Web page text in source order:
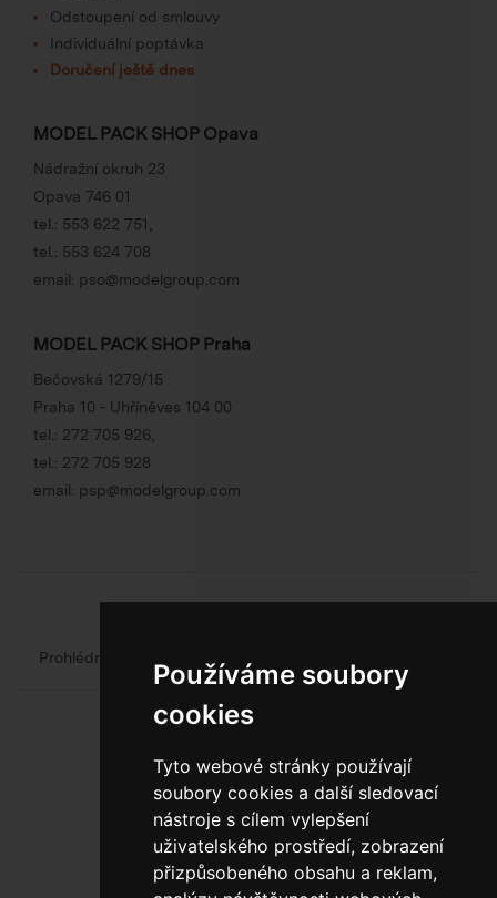
Používáme soubory
cookies
Tyto webové stránky používají
soubory cookies a další sledovací
nástroje s cílem vylepšení
uživatelského prostředí, zobrazení
přizpůsobeného obsahu a reklam,
Odstoupení od smlouvy
Individuální poptávka
Doručení ještě dnes
MODEL PACK SHOP Opava
Nádražní okruh 23
Opava 746 01
tel.: 553 622 751
tel.: 553 624 708
email: pso@modelgroup.com
MODEL PACK SHOP Praha
Bečovská 1279/15
Praha 10 - Uhříněves 104 00
tel.: 272 705 926
tel.: 272 705 928
email: psp@modelgroup.com
Prohlédněte si web oficiálního výrobce obalů
800 10 10 77